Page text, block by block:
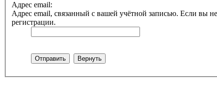
Адрес email:
Адрес email, связанный с вашей учётной записью. Если вы
регистрации.